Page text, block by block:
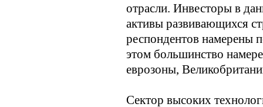
отрасли. Инвесторы в
активы развивающихся
респондентов намерены
этом большинство
еврозоны,
Сектор высоких